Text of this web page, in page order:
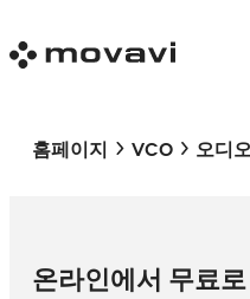
홈페이지 VCO 오디
온라인에서 무료